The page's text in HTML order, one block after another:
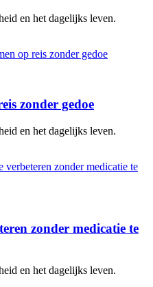
en het dagelijks leven.
zonder gedoe
en het dagelijks leven.
zonder medicatie te
en het dagelijks leven.